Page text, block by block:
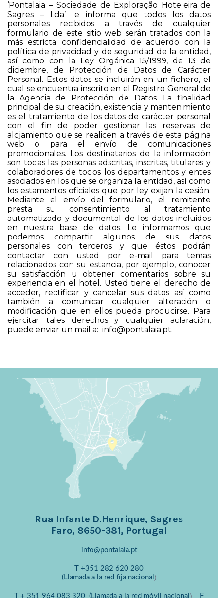
‘Pontalaia – Sociedade de Exploração Hoteleira de
Sagres – Lda’ le informa que todos los datos
personales recibidos a través de cualquier
formulario de este sitio web serán tratados con la
más estricta confidencialidad de acuerdo con la
política de privacidad y de seguridad de la entidad,
así como con la Ley Orgánica 15/1999, de 13 de
diciembre, de Protección de Datos de Carácter
Personal. Estos datos se incluirán en un fichero, el
cual se encuentra inscrito en el Registro General de
la Agencia de Protección de Datos. La finalidad
principal de su creación, existencia y mantenimiento
es el tratamiento de los datos de carácter personal
con el fin de poder gestionar las reservas de
alojamiento que se realicen a través de esta página
web o para el envío de comunicaciones
promocionales. Los destinatarios de la información
son todas las personas adscritas, inscritas, titulares y
colaboradores de todos los departamentos y entes
asociados en los que se organiza la entidad, así como
los estamentos oficiales que por ley exijan la cesión.
Mediante el envío del formulario, el remitente
presta su consentimiento al tratamiento
automatizado y documental de los datos incluidos
en nuestra base de datos. Le informamos que
podemos compartir algunos de sus datos
personales con terceros y que éstos podrán
contactar con usted por e-mail para temas
relacionados con su estancia, por ejemplo, conocer
su satisfacción u obtener comentarios sobre su
experiencia en el hotel. Usted tiene el derecho de
acceder, rectificar y cancelar sus datos así como
también a comunicar cualquier alteración o
modificación que en ellos pueda producirse. Para
ejercitar tales derechos y cualquier aclaración,
puede enviar un mail a: info@pontalaia.pt.
Rua Infante D.Henrique, Sagres
Faro, 8650-381, Portugal
info@pontalaia.pt
+351 282 620 280
(Llamada a la red fija nacional )
+ 351 964 083 320 (Llamada a la red móvil nacional ) F